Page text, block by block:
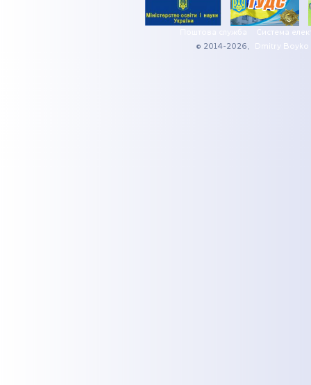
Поштова служба
Система
© 2014-2026,
Dmitry Boyko